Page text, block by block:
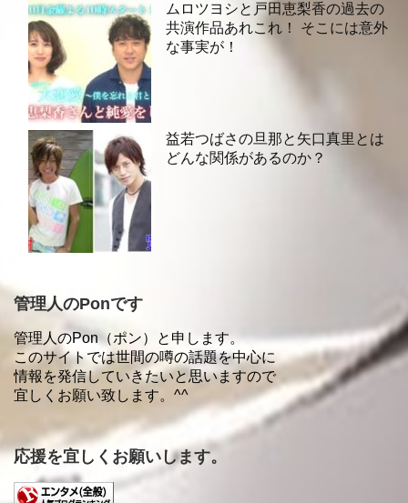
ムロツヨシと戸田恵梨香の過去の
共演作品あれこれ！ そこには意外
な事実が！
益若つばさの旦那と矢口真里とは
どんな関係があるのか？
管理人のPonです
管理人のPon（ポン）と申します。
このサイトでは世間の噂の話題を中心に
情報を発信していきたいと思いますので
宜しくお願い致します。^^
応援を宜しくお願いします。